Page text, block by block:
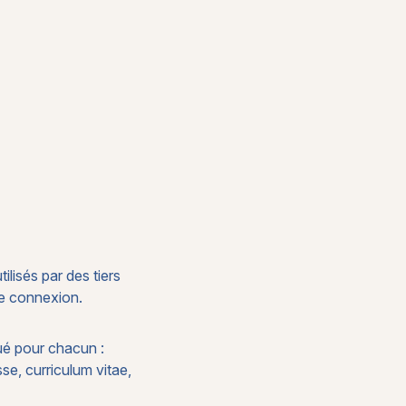
par des tiers
connexion.
pour chacun :
curriculum vitae,